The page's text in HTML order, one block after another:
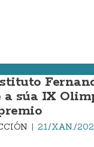
a súa IX
21/XAN./